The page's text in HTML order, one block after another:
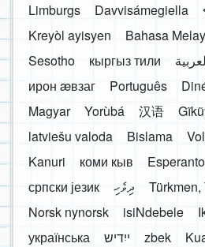
Limburgs Davvisámegiella
Kreyòl ayisyen
Bahasa
Sesotho
кыргыз тили
ирон æвзаг
Português
Magyar
Yorùbá 汉语
latviešu valoda
Bislama
Kanuri
коми кыв Esperanto
српски језик
ދިވެހި
Norsk nynorsk
isiNdebele
українська
ייִדיש zbek